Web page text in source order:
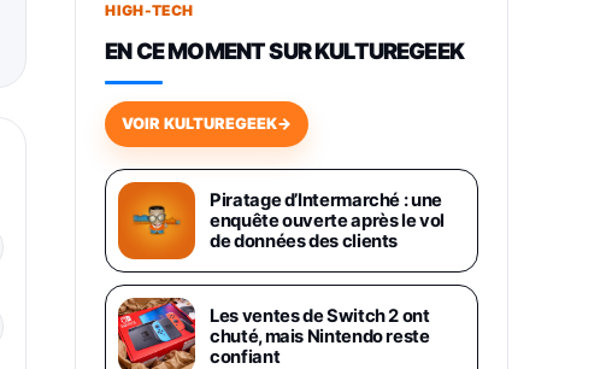
648,63€
Smartphone Android 5G avec
Galaxy AI, 512 Go, Chargeur
Secteur Rapide 25W Inclus,
Smartphone déverrouillé, Noir,
Version FR
1019€1399€Fnac (Vendeur Tiers)
Galaxy S26 Ultra 512 Go Bleu
1019€ 1399€ Fnac (Vendeur Tiers)
HIGH-TECH
EN CE MOMENT SUR KULTUREGEEK
VOIR KULTUREGEEK→
Piratage d’Intermarché : une
enquête ouverte après le vol
de données des clients
Les ventes de Switch 2 ont
chuté, mais Nintendo reste
confiant